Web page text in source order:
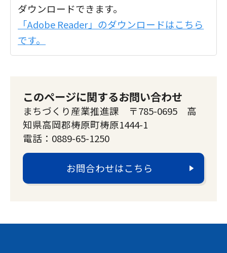
ダウンロードできます。
「Adobe Reader」のダウンロードはこちら
です。
このページに関するお問い合わせ
まちづくり産業推進課 〒785-0695 高
知県高岡郡梼原町梼原1444-1
電話：0889-65-1250
お問合わせはこちら